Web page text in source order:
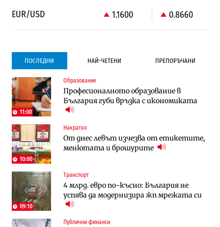
EUR/USD
1.1600 0.8660
ПОСЛЕДНИ НАЙ-ЧЕТЕНИ ПРЕПОРЪЧАНИ
11:00
Образование
Професионалното образование в
България губи връзка с икономиката
10:00
Накратко
От днес левът изчезва от етикетите,
менютата и брошурите
09:10
Транспорт
4 млрд. евро по-късно: България не
успява да модернизира жп мрежата си
Публични финанси
Градоустройство
Столична община избра изпълнител за
преместването на трамвайното
трасе по бул. „Скобелев“
Компании
Vivacom предлага над 150 устройства с
90% отстъпка през август
Компании
„Ендуросат“ ще строи огромен
космически и отбранителен център в
Доброславци
Енергетика
Компании
Vivacom предлага над 150 устройства с
90% отстъпка през август
Градоустройство
Столична община избра изпълнител за
преместването на трамвайното
Енергетика
Държавният ТЕЦ „Марица изток 2“
работи с 5 блока
Компании